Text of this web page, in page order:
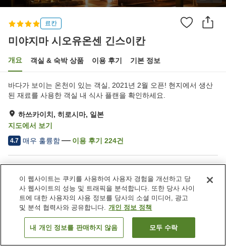
료칸
미야지마 시오유온센 긴스이칸
개요 객실 & 숙박 상품 이용 후기 기본 정보
바다가 보이는 온천이 있는 객실, 2021년 2월 오픈! 현지에서 생산
된 재료를 사용한 객실 내 식사 플랜을 확인하세요.
하쓰카이치, 히로시마, 일본
지도에서 보기
4.7 매우 훌륭함 이용 후기 224건
주차장
레스토랑
프라이빗 다이닝
라운지
객실 보기
이 웹사이트는 쿠키를 사용하여 사용자 경험을 개선하고 당
사 웹사이트의 성능 및 트래픽을 분석합니다. 또한 당사 사이
트에 대한 사용자의 사용 정보를 당사의 소셜 미디어, 광고
및 분석 협력사와 공유합니다. 개인 정보 정책
내 개인 정보를 판매하지 않음 모두 수락